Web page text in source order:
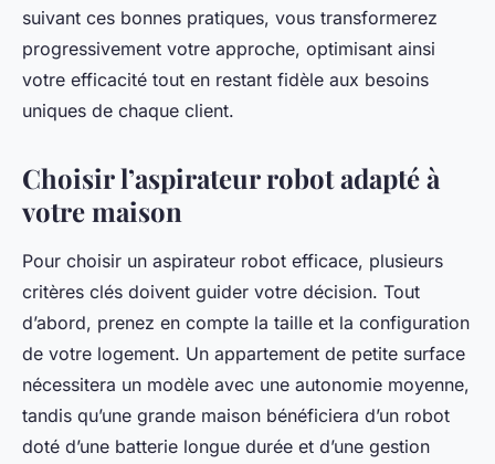
suivant ces bonnes pratiques, vous transformerez
progressivement votre approche, optimisant ainsi
votre efficacité tout en restant fidèle aux besoins
uniques de chaque client.
Choisir l’aspirateur robot adapté à
votre maison
Pour choisir un aspirateur robot efficace, plusieurs
critères clés doivent guider votre décision. Tout
d’abord, prenez en compte la taille et la configuration
de votre logement. Un appartement de petite surface
nécessitera un modèle avec une autonomie moyenne,
tandis qu’une grande maison bénéficiera d’un robot
doté d’une batterie longue durée et d’une gestion